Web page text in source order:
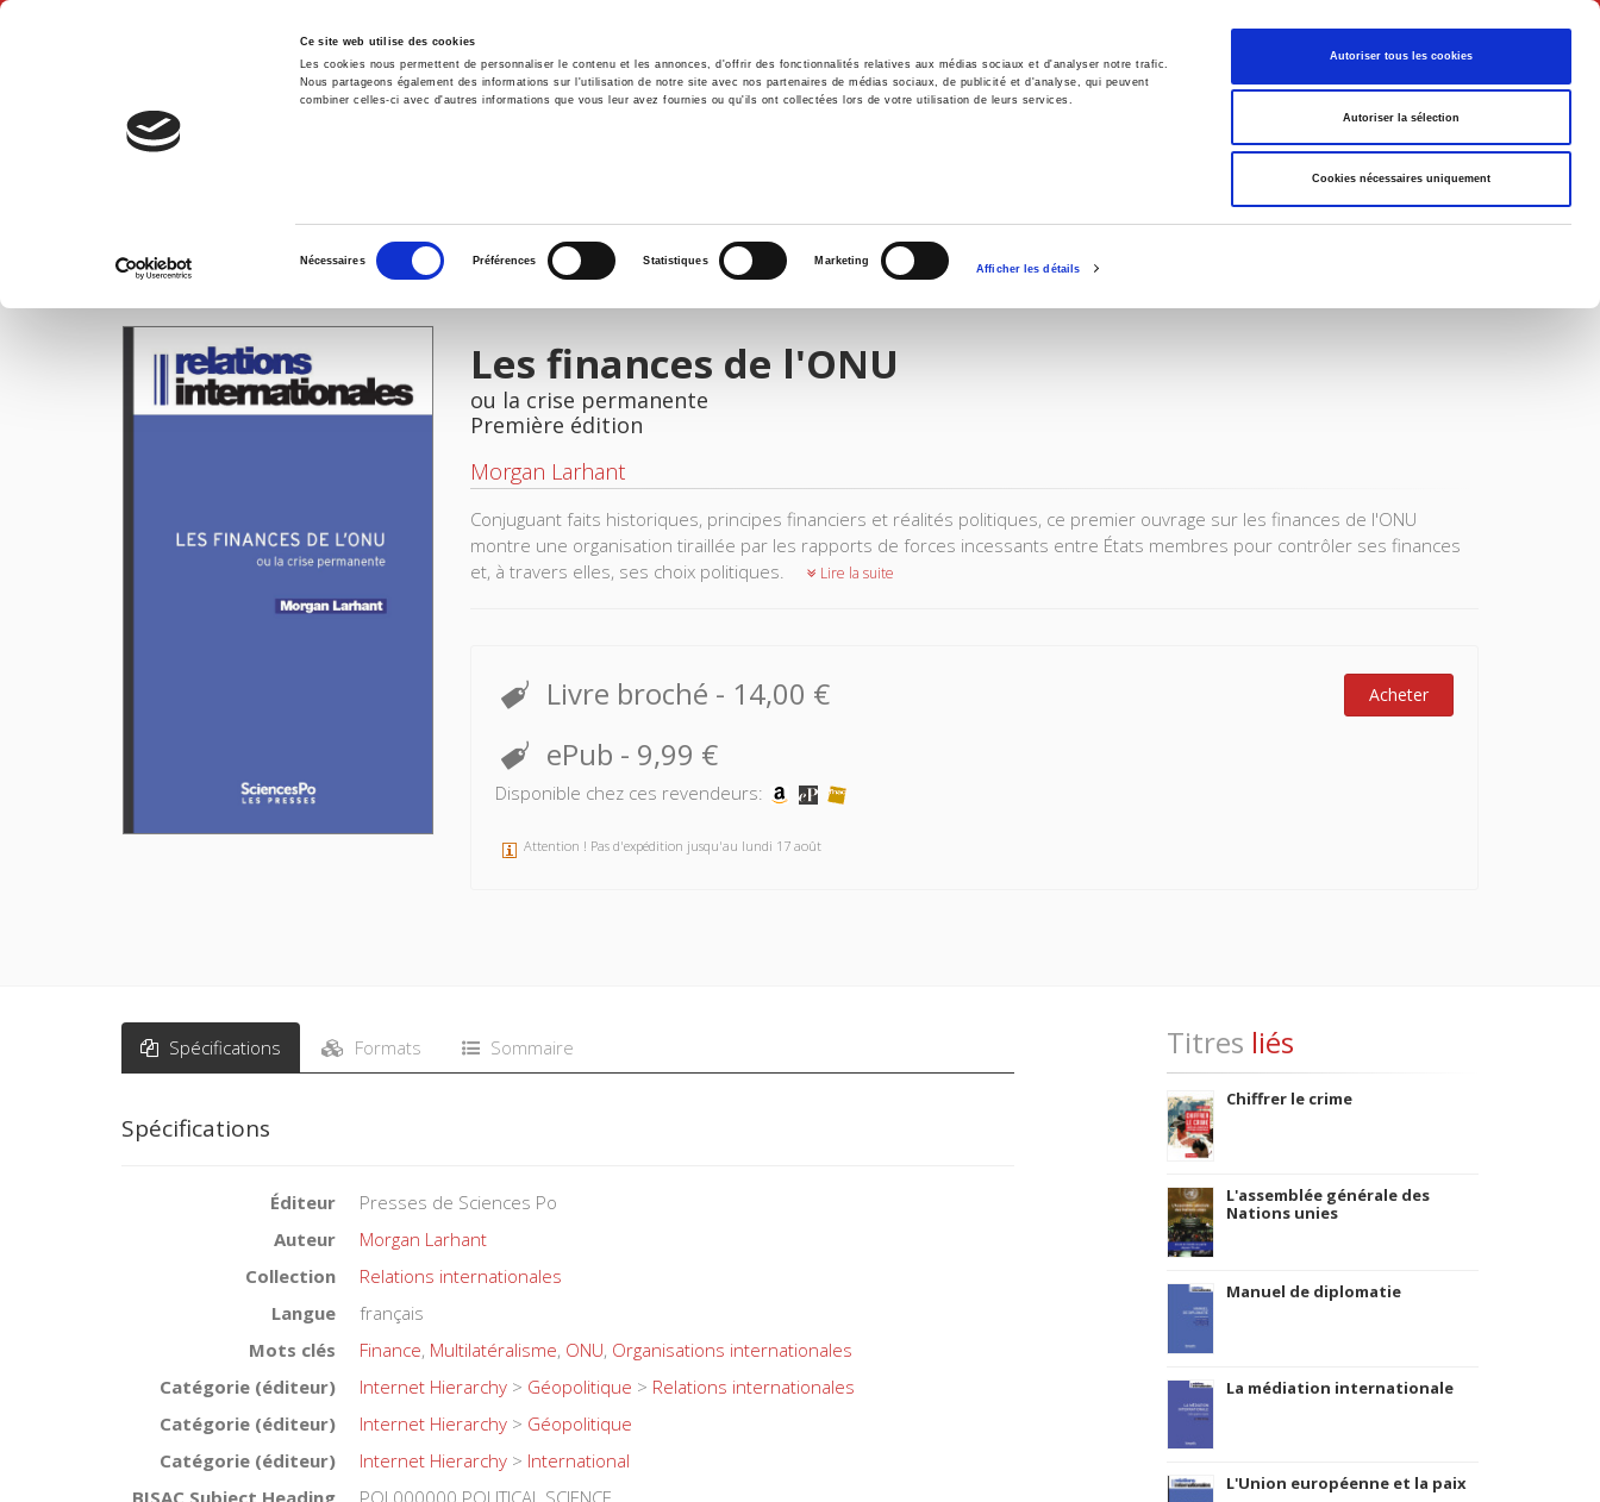
Ce site web utilise des cookies
Les cookies nous permettent de personnaliser le contenu et les annonces, d'offrir des fonctionnalités relatives aux médias sociaux et d'analyser notre trafic.
Nous partageons également des informations sur l'utilisation de notre site avec nos partenaires de médias sociaux, de publicité et d'analyse, qui peuvent
combiner celles-ci avec d'autres informations que vous leur avez fournies ou qu'ils ont collectées lors de votre utilisation de leurs services.
consentement
Nécessaires Préférences Statistiques Marketing
Afficher les détails
Autoriser tous les cookies
Autoriser la sélection
Cookies nécessaires uniquement
Français
Accueil Environnement Histoire International
IMAGES
Les finances de l'ONU
ou la crise permanente
Première édition
Morgan Larhant
Conjuguant faits historiques, principes financiers et réalités politiques, ce premier ouvrage sur les finances de l'ONU
montre une organisation tiraillée par les rapports de forces incessants entre États membres pour contrôler ses finances
et, à travers elles, ses choix politiques.
Lire la suite
Livre broché - 14,00 € Acheter
ePub - 9,99 €
Disponible chez ces revendeurs:
Attention ! Pas d'expédition jusqu'au lundi 17 août
Spécifications Formats Sommaire
Spécifications
Éditeur
Presses de Sciences Po
Auteur
Morgan Larhant
Collection
Relations internationales
Langue
français
Mots clés
Finance, Multilatéralisme, ONU, Organisations internationales
Catégorie (éditeur)
Internet Hierarchy > Géopolitique > Relations internationales
Catégorie (éditeur)
Internet Hierarchy > Géopolitique
Catégorie (éditeur)
Internet Hierarchy > International
BISAC Subject Heading
POL000000 POLITICAL SCIENCE
Titres liés
Chiffrer le crime
L'assemblée générale des
Nations unies
Manuel de diplomatie
La médiation internationale
L'Union européenne et la paix